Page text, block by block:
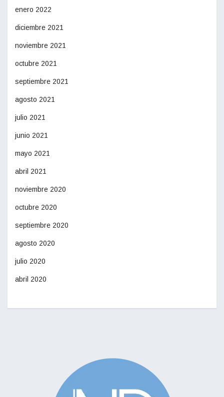
enero 2022
diciembre 2021
noviembre 2021
octubre 2021
septiembre 2021
agosto 2021
julio 2021
junio 2021
mayo 2021
abril 2021
noviembre 2020
octubre 2020
septiembre 2020
agosto 2020
julio 2020
abril 2020